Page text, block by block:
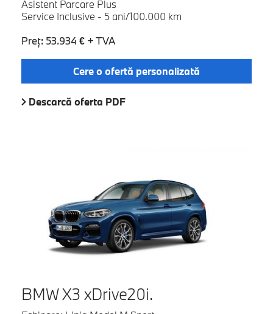
Asistent Parcare Plus
Service Inclusive - 5 ani/100.000 km
Preţ: 53.934 € + TVA
Cere o ofertă personalizată
Descarcă oferta PDF
BMW X3 xDrive20i.